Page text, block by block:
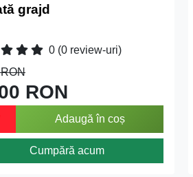
grajd
0 (0 review-uri)
RON
Adaugă în coș
Cumpără acum